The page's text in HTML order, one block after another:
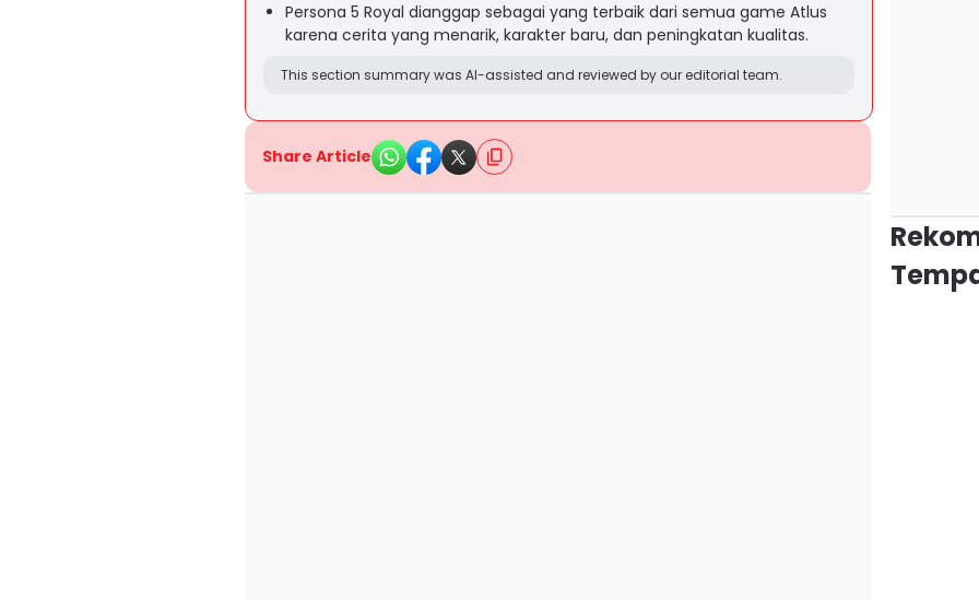
Persona 5 Royal dianggap sebagai yang terbaik dari semua game Atlus
karena cerita yang menarik, karakter baru, dan peningkatan kualitas.
This section summary was AI-assisted and reviewed by our editorial team.
Share Article